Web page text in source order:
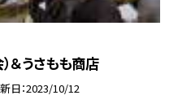
＆うさもも商店
日 2023/10/12